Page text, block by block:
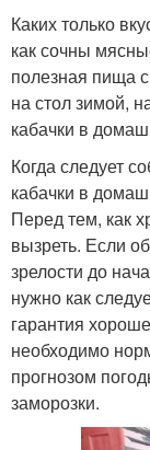
Каких только
как сочны
полезная пища
на стол зимой,
кабачки в
Когда следует
кабачки в
Перед тем, как
вызреть. Если
зрелости до
нужно как
гарантия
необходимо
прогнозом
заморозки.